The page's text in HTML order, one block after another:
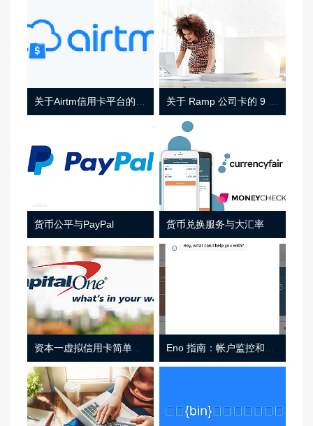
货币公平与PayPal 货币兑换服务与大汇率
资本一虚拟信用卡简单介绍